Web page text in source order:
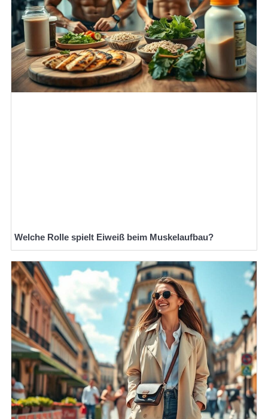
Welche Rolle spielt Eiweiß beim Muskelaufbau?